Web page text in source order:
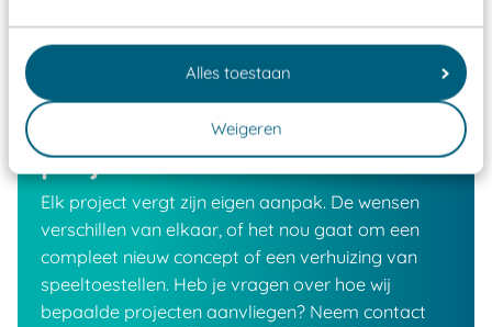
Alles toestaan
Weigeren
Vragen over een van onze
projecten?
Elk project vergt zijn eigen aanpak. De wensen
verschillen van elkaar, of het nou gaat om een
compleet nieuw concept of een verhuizing van
speeltoestellen. Heb je vragen over hoe wij
bepaalde projecten aanvliegen? Neem contact